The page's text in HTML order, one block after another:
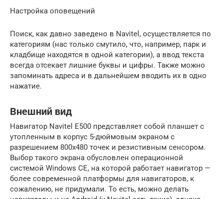
Настройка оповещений
Поиск, как давно заведено в Navitel, осуществляется по
категориям (нас только смутило, что, например, парк и
кладбище находятся в одной категории), а ввод текста
всегда отсекает лишние буквы и цифры. Также можно
запоминать адреса и в дальнейшем вводить их в одно
нажатие.
Внешний вид
Навигатор Navitel E500 представляет собой планшет с
утопленным в корпус 5-дюймовым экраном с
разрешением 800х480 точек и резистивным сенсором.
Выбор такого экрана обусловлен операционной
системой Windows CE, на которой работает навигатор —
более современной платформы для навигаторов, к
сожалению, не придумали. То есть, можно делать